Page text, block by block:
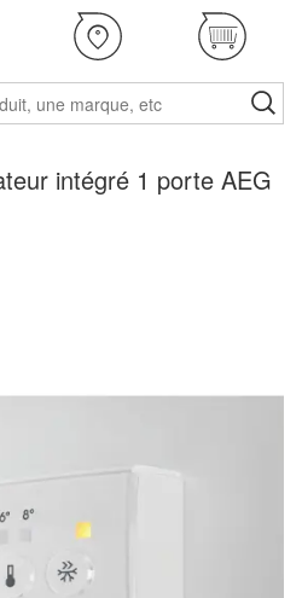
intégré 1 porte AEG